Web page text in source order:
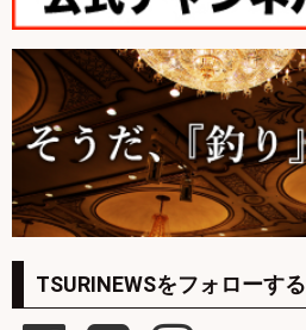
TSURINEWSをフォローする